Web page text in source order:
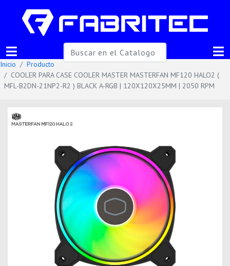
Inicio
Producto
COOLER PARA CASE COOLER MASTER MASTERFAN MF120 HALO2 (
MFL-B2DN-21NP2-R2 ) BLACK A-RGB | 120X120X25MM | 2050 RPM